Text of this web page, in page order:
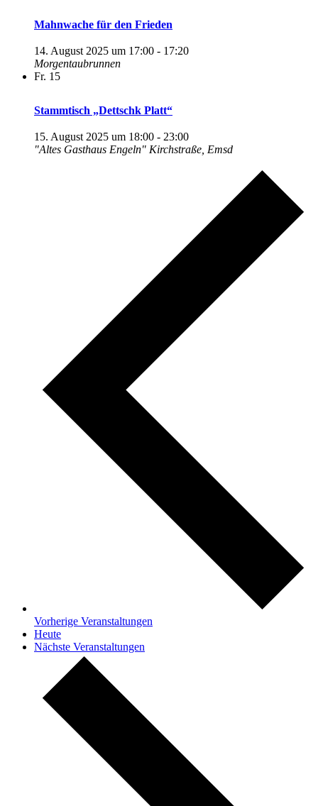
Mahnwache für den Frieden
14. August 2025 um 17:00 - 17:20
Morgentaubrunnen
Fr. 15
Stammtisch „Dettschk Platt“
15. August 2025 um 18:00 - 23:00
"Altes Gasthaus Engeln" Kirchstraße, Emsd
Vorherige Veranstaltungen
Heute
Nächste Veranstaltungen